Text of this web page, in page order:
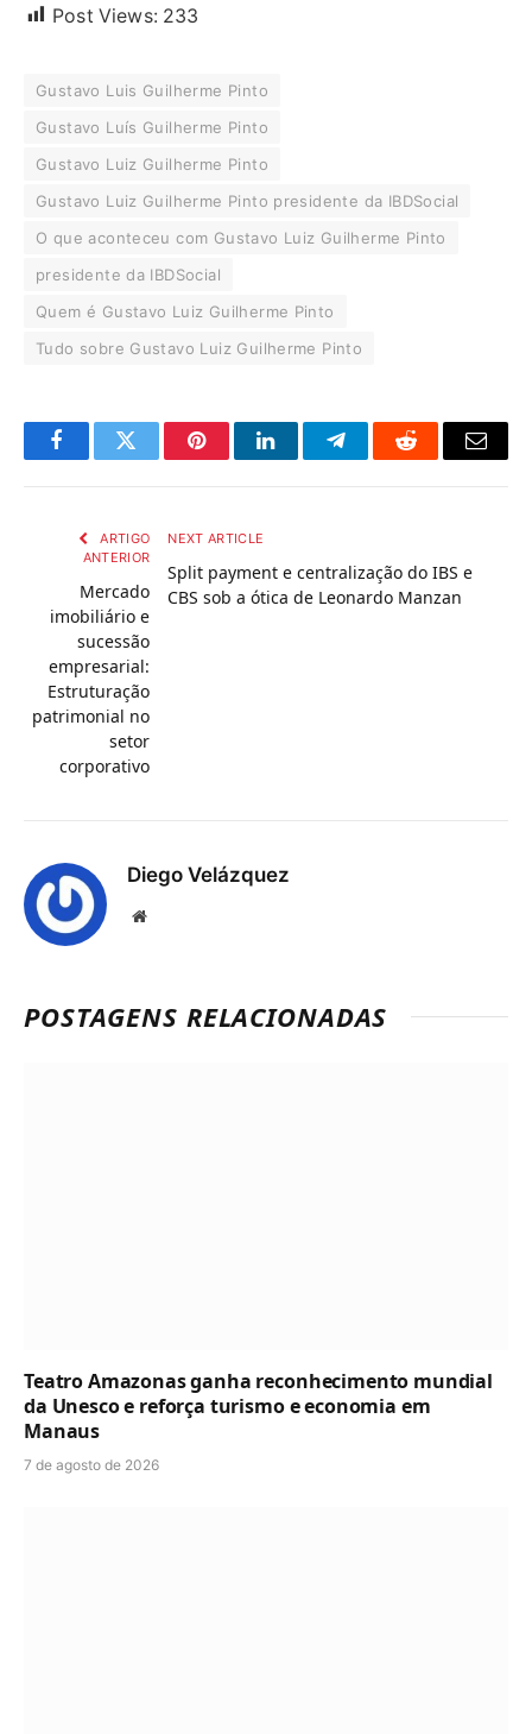
Post Views: 233
Gustavo Luis Guilherme Pinto
Gustavo Luís Guilherme Pinto
Gustavo Luiz Guilherme Pinto
Gustavo Luiz Guilherme Pinto presidente da IBDSocial
O que aconteceu com Gustavo Luiz Guilherme Pinto
presidente da IBDSocial
Quem é Gustavo Luiz Guilherme Pinto
Tudo sobre Gustavo Luiz Guilherme Pinto
FacebookTwitter PinterestLinkedInTelegramReddit Email
ARTIGO
ANTERIOR
Mercado
imobiliário e
sucessão
empresarial:
Estruturação
patrimonial no
setor
corporativo
NEXT ARTICLE
Split payment e centralização do IBS e
CBS sob a ótica de Leonardo Manzan
Diego Velázquez
Website
POSTAGENS RELACIONADAS
Teatro Amazonas ganha reconhecimento mundial
da Unesco e reforça turismo e economia em
Manaus
7 de agosto de 2026